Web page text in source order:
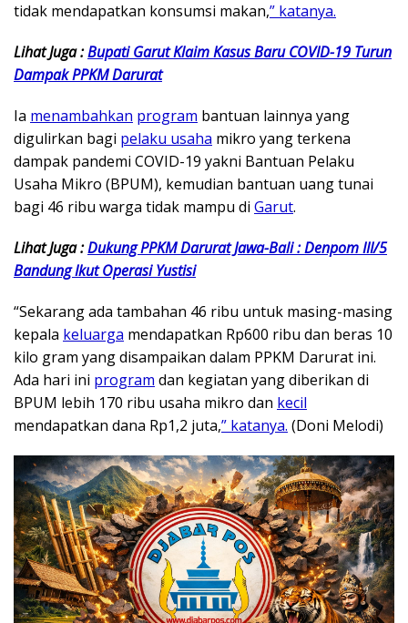
tidak mendapatkan konsumsi makan,” katanya.
Lihat Juga :Bupati Garut Klaim Kasus Baru COVID-19 Turun
Dampak PPKM Darurat
Ia menambahkan program bantuan lainnya yang
digulirkan bagi pelaku usaha mikro yang terkena
dampak pandemi COVID-19 yakni Bantuan Pelaku
Usaha Mikro (BPUM), kemudian bantuan uang tunai
bagi 46 ribu warga tidak mampu di Garut.
Lihat Juga :Dukung PPKM Darurat Jawa-Bali : Denpom III/5
Bandung Ikut Operasi Yustisi
“Sekarang ada tambahan 46 ribu untuk masing-masing
kepala keluarga mendapatkan Rp600 ribu dan beras 10
kilo gram yang disampaikan dalam PPKM Darurat ini.
Ada hari ini program dan kegiatan yang diberikan di
BPUM lebih 170 ribu usaha mikro dan kecil
mendapatkan dana Rp1,2 juta,” katanya. (Doni Melodi)